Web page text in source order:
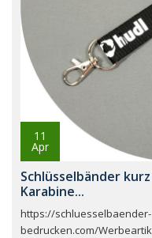
11
Apr
Schlüsselbänder
Karabine...
https://schluesselbaender-
bedrucken.com/